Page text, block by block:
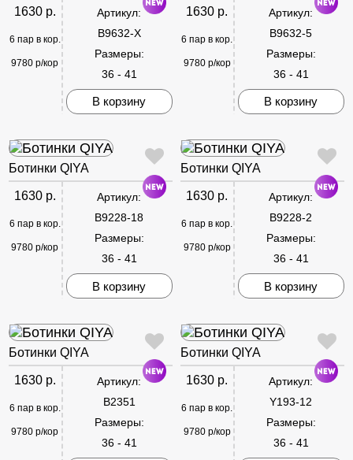
1630 р.
6 пар в кор.
9780 р/кор
Артикул:
B9632-X
Размеры:
36 - 41
В корзину
1630 р.
6 пар в кор.
9780 р/кор
Артикул:
B9632-5
Размеры:
36 - 41
В корзину
Ботинки QIYA
1630 р.
6 пар в кор.
9780 р/кор
Артикул:
B9228-18
Размеры:
36 - 41
В корзину
Ботинки QIYA
1630 р.
6 пар в кор.
9780 р/кор
Артикул:
B9228-2
Размеры:
36 - 41
В корзину
Ботинки QIYA
1630 р.
6 пар в кор.
9780 р/кор
Артикул:
B2351
Размеры:
36 - 41
Ботинки QIYA
1630 р.
6 пар в кор.
9780 р/кор
Артикул:
Y193-12
Размеры:
36 - 41